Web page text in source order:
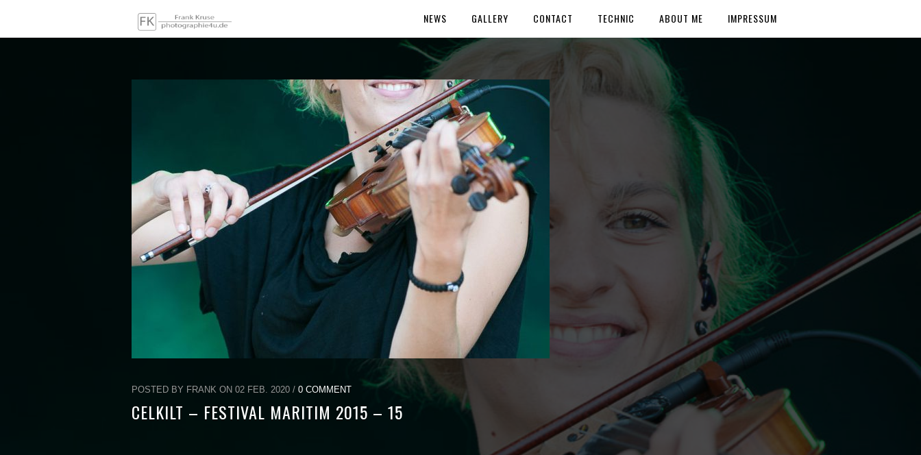
NEWS GALLERY CONTACT TECHNIC ABOUT ME IMPRESSUM
POSTED BY FRANK ON 02 FEB. 2020 / 0 COMMENT
CELKILT – FESTIVAL MARITIM 2015 – 15